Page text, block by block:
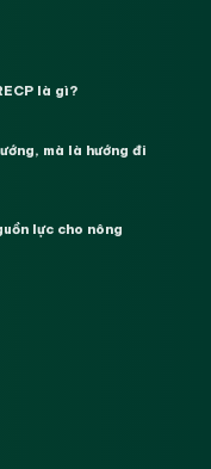
là gì?
mà là hướng đi
lực cho nông